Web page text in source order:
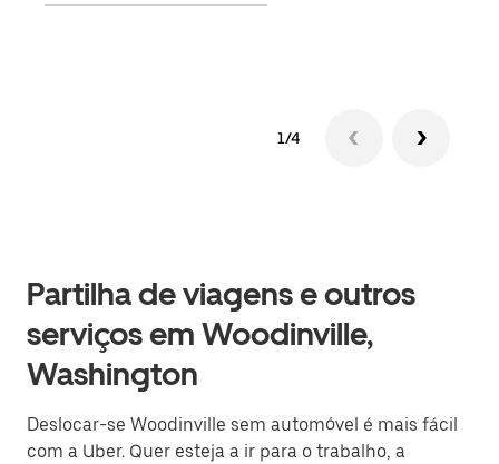
1/4
Partilha de viagens e outros
serviços em Woodinville,
Washington
Deslocar-se Woodinville sem automóvel é mais fácil
com a Uber. Quer esteja a ir para o trabalho, a